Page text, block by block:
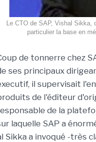
Le CTO de SAP, Vishal Sikka,
particulier la base en
de tonnerre chez
ses principaux
il supervisait
de l'éditeur
de la
laquelle SAP a
Sikka a invoqué -très